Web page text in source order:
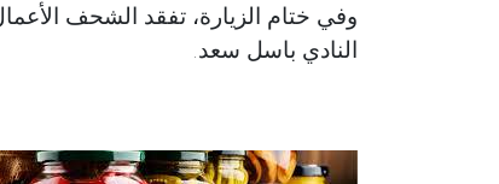
وفي ختام الزيارة، تفقد الشحف
النادي باسل سعد.